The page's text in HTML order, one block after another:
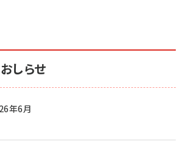
しらせ
年6月